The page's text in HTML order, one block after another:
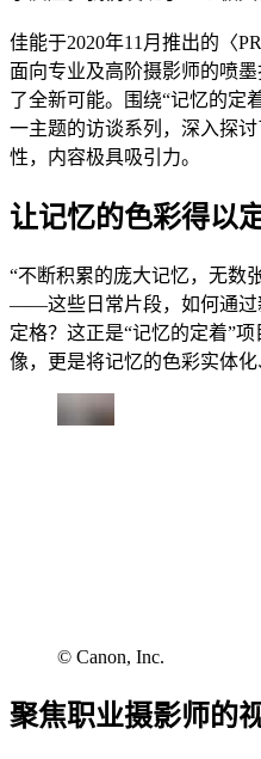
佳能于2020年11月推出的〈
面向专业及高阶摄影师的喷
了全新可能。围绕“记忆的
一主题的访谈系列，深入探
性，内容极具吸引力。
让记忆的色彩得以
“不断积累的庞大记忆，无数
——这些日常片段，如何通过
定格？这正是“记忆的定着”
像，更是将记忆的色彩实体化
© Canon, Inc.
聚焦职业摄影师的